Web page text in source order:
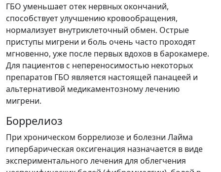
ГБО уменьшает отек нервных окончаний,
способствует улучшению кровообращения,
нормализует внутриклеточный обмен. Острые
приступы мигрени и боль очень часто проходят
мгновенно, уже после первых вдохов в барокамере.
Для пациентов с непереносимостью некоторых
препаратов ГБО является настоящей панацеей и
альтернативой медикаментозному лечению
мигрени.
Боррелиоз
При хроническом боррелиозе и болезни Лайма
гипербарическая оксигенация назначается в виде
экспериментального лечения для облегчения